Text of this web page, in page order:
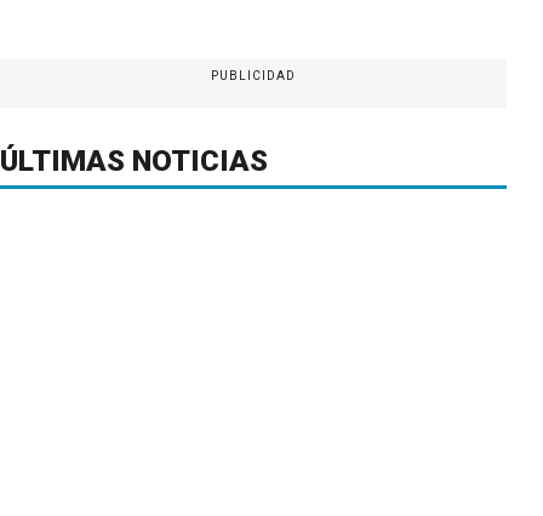
PUBLICIDAD
ÚLTIMAS NOTICIAS